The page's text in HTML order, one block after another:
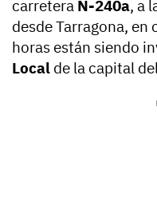
carretera N-240a, a
desde Tarragona,
horas están siendo
Local de la capital